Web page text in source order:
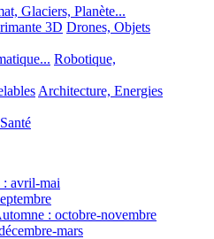
Glaciers, Planète...
3D Drones, Objets
Robotique,
Architecture, Energies
: avril-mai
: octobre-novembre
mars